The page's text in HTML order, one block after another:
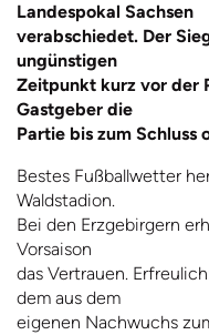
Landespokal Sachsen
verabschiedet. Der
ungünstigen
Zeitpunkt kurz vor der
Gastgeber die
Partie bis zum Schluss
Bestes Fußballwetter
Waldstadion.
Bei den Erzgebirgern
Vorsaison
das Vertrauen.
dem aus dem
eigenen Nachwuchs